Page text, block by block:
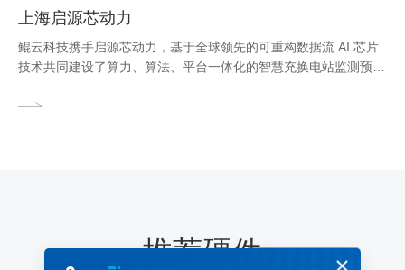
上海启源芯动力
鲲云科技携手启源芯动力，基于全球领先的可重构数据流 AI 芯片
技术共同建设了算力、算法、平台一体化的智慧充换电站监测预警
人员入侵、吸烟、烟火、安全帽佩戴等危险行为。当系统检测到异
推荐硬件